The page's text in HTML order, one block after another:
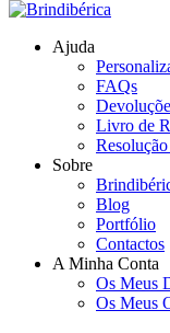
Ajuda
FAQs
Livro de
Sobre
Blog
Portfólio
Contactos
A Minha Conta
Os Meus
Os Meus